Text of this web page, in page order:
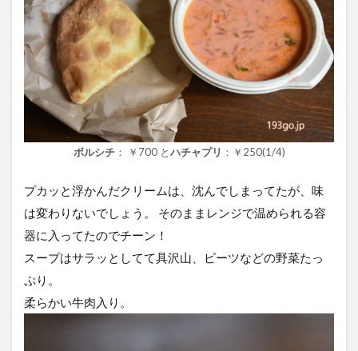
ボルシチ： ￥700 とハチャプリ ：￥250(1/4)
プカッと浮かんだクリームは、沈んでしまってたが、味
は変わりないでしょう。 そのままレンジで温められる容
器に入ってたのでチーン！
スープはサラッとしてて具沢山、ビーツなどの野菜たっ
ぷり。
柔らかい牛肉入り。